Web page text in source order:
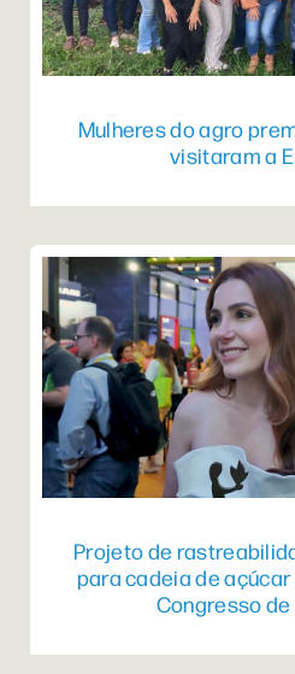
Mulheres do agro
visitaram a
Projeto de
para cadeia de
Congresso